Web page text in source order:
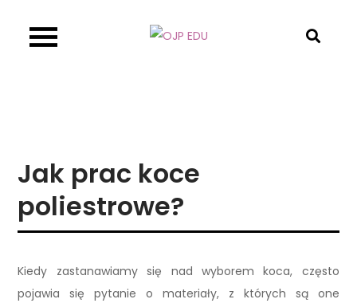
Jak prac koce
poliestrowe?
Kiedy zastanawiamy się nad wyborem koca, często
pojawia się pytanie o materiały, z których są one